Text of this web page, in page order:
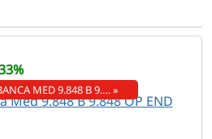
MED 9.848 B 9.… »